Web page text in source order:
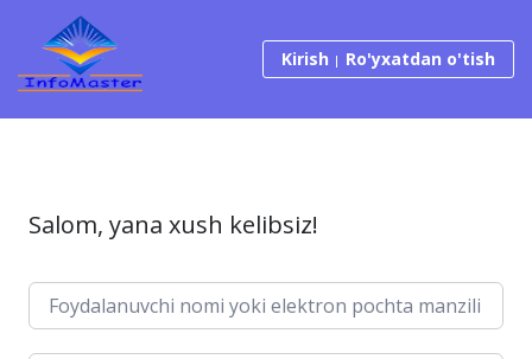
Tarkibga o‘tish
Kirish Ro'yxatdan o'tish
Salom, yana xush kelibsiz!